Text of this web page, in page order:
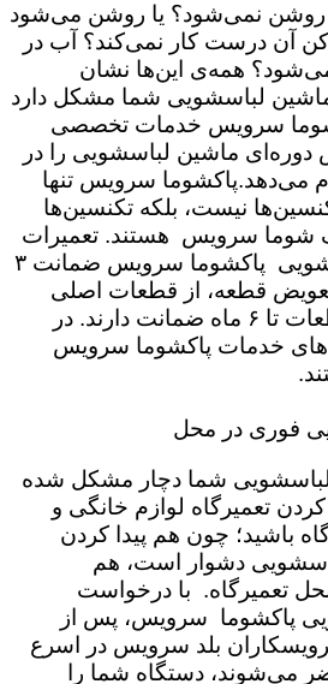
روشن نمی‌شود؟ یا روشن می‌شود
آن درست کار نمی‌کند؟ آب در
همه‌ی این‌ها نشان
لباسشویی شما مشکل دارد
سرویس خدمات تخصصی
ماشین لباسشویی را در
می‌دهد.پاکشوما سرویس تنها
نیست، بلکه تکنسین‌ها
شوما سرویس هستند. تعمیرات
تخصصی ماشین لباسشویی پاکشوما سرویس ضمانت ۳
قطعه، از قطعات اصلی
استفاده می‌شود و قطعات تا ۶ ماه ضمانت دارند. در
خدمات پاکشوما سرویس
فوری در محل
شما دچار مشکل شده
کردن تعمیرگاه لوازم خانگی و
باشید؛ چون هم پیدا کردن
دشوار است، هم
تعمیرگاه. با درخواست
پاکشوما سرویس،‌ پس از
بلد سرویس در اسرع
می‌شوند، دستگاه شما را